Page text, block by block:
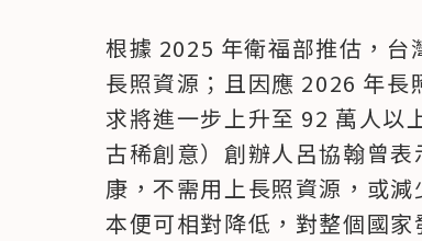
根據 2025 年衛福部推估，台
長照資源；且因應 2026 年
求將進一步上升至 92 萬人以
古稀創意）創辦人呂協翰曾
康，不需用上長照資源，或
本便可相對降低，對整個國家